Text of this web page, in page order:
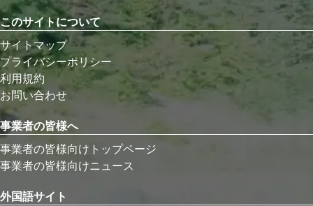
このサイトについて
サイトマップ
プライバシーポリシー
利用規約
お問い合わせ
事業者の皆様へ
事業者の皆様向けトップページ
事業者の皆様向けニュース
外国語サイト